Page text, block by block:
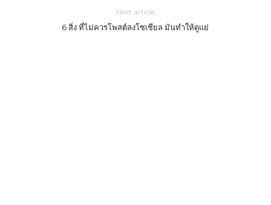
Next article
6 สิ่ง ที่ไม่ควรโพสต์ลงโซเชียล มันทำให้ดูแย่